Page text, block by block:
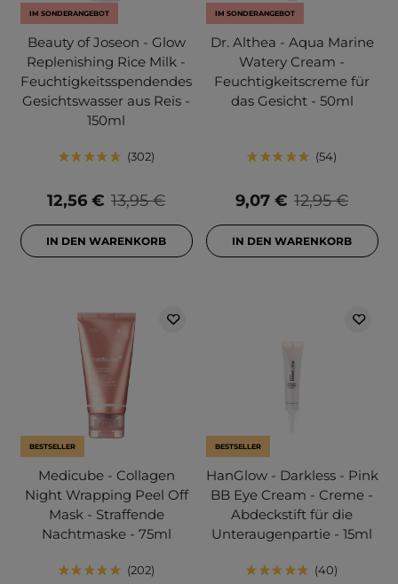
IM SONDERANGEBOT
Beauty of Joseon - Glow
Replenishing Rice Milk -
Feuchtigkeitsspendendes
Gesichtswasser aus Reis -
150ml
302
13,95 €
12,56 €
IN DEN WARENKORB
IM SONDERANGEBOT
Dr. Althea - Aqua Marine
Watery Cream -
Feuchtigkeitscreme für
das Gesicht - 50ml
54
12,95 €
9,07 €
IN DEN WARENKORB
BESTSELLER
Medicube - Collagen
Night Wrapping Peel Off
Mask - Straffende
Nachtmaske - 75ml
202
BESTSELLER
HanGlow - Darkless - Pink
BB Eye Cream - Creme -
Abdeckstift für die
Unteraugenpartie - 15ml
40